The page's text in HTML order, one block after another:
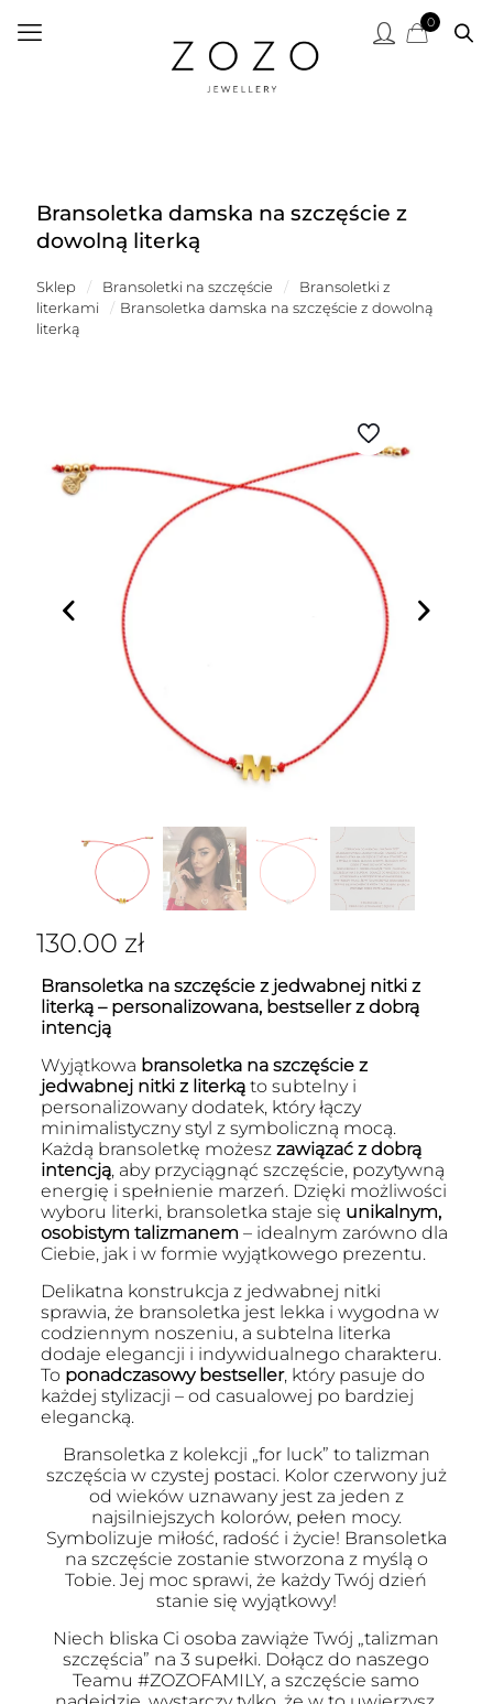
0
Bransoletka damska na szczęście z
dowolną literką
Sklep / Bransoletki na szczęście /
Bransoletki z
literkami
/ Bransoletka damska na szczęście z dowolną
literką
130.00 zł
Bransoletka na szczęście z jedwabnej nitki z
literką – personalizowana, bestseller z dobrą
intencją
Wyjątkowa bransoletka na szczęście z
jedwabnej nitki z literkąto subtelny i
personalizowany dodatek, który łączy
minimalistyczny styl z symboliczną mocą.
Każdą bransoletkę możesz zawiązać z dobrą
intencją, aby przyciągnąć szczęście, pozytywną
energię i spełnienie marzeń. Dzięki możliwości
wyboru literki, bransoletka staje się unikalnym,
osobistym talizmanem – idealnym zarówno dla
Ciebie, jak i w formie wyjątkowego prezentu.
Delikatna konstrukcja z jedwabnej nitki
sprawia, że bransoletka jest lekka i wygodna w
codziennym noszeniu, a subtelna literka
dodaje elegancji i indywidualnego charakteru.
To ponadczasowy bestseller, który pasuje do
każdej stylizacji – od casualowej po bardziej
elegancką.
Bransoletka z kolekcji „for luck” to talizman
szczęścia w czystej postaci. Kolor czerwony już
od wieków uznawany jest za jeden z
najsilniejszych kolorów, pełen mocy.
Symbolizuje miłość, radość i życie! Bransoletka
na szczęście zostanie stworzona z myślą o
Tobie. Jej moc sprawi, że każdy Twój dzień
stanie się wyjątkowy!
Niech bliska Ci osoba zawiąże Twój „talizman
szczęścia” na 3 supełki. Dołącz do naszego
Teamu #ZOZOFAMILY, a szczęście samo